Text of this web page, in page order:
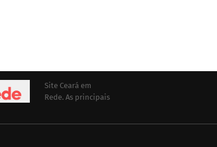
Site Ceará em
Rede. As principais